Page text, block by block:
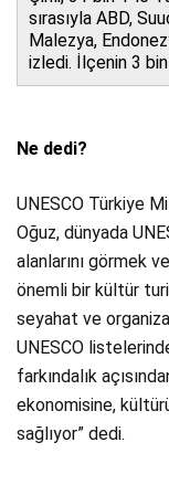
sırasıyla ABD,
Malezya,
izledi. İlçenin 3
Ne dedi?
UNESCO Türkiye
Oğuz, dünyada
alanlarını görmek
önemli bir kültür
seyahat ve
UNESCO
farkındalık
ekonomisine,
sağlıyor” dedi.